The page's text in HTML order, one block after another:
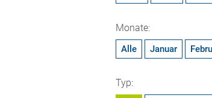
Monate:
Alle Januar
Typ: